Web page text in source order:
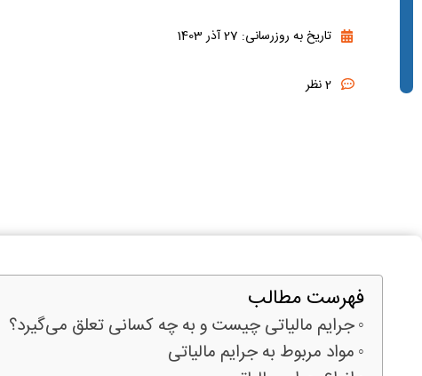
تاریخ به روزرسانی: 27 آذر 1403
2 نظر
فهرست مطالب
جرایم مالیاتی چیست و به چه کسانی تعلق می‌گیرد؟
مواد مربوط به جرایم مالیاتی